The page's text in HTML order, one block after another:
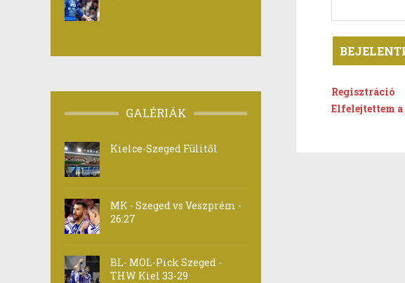
Regisztráció
Elfelejtettem
GALÉRIÁK
Kielce-Szeged Fülitől
MK - Szeged vs Veszprém -
26:27
BL- MOL-Pick Szeged -
THW Kiel 33-29